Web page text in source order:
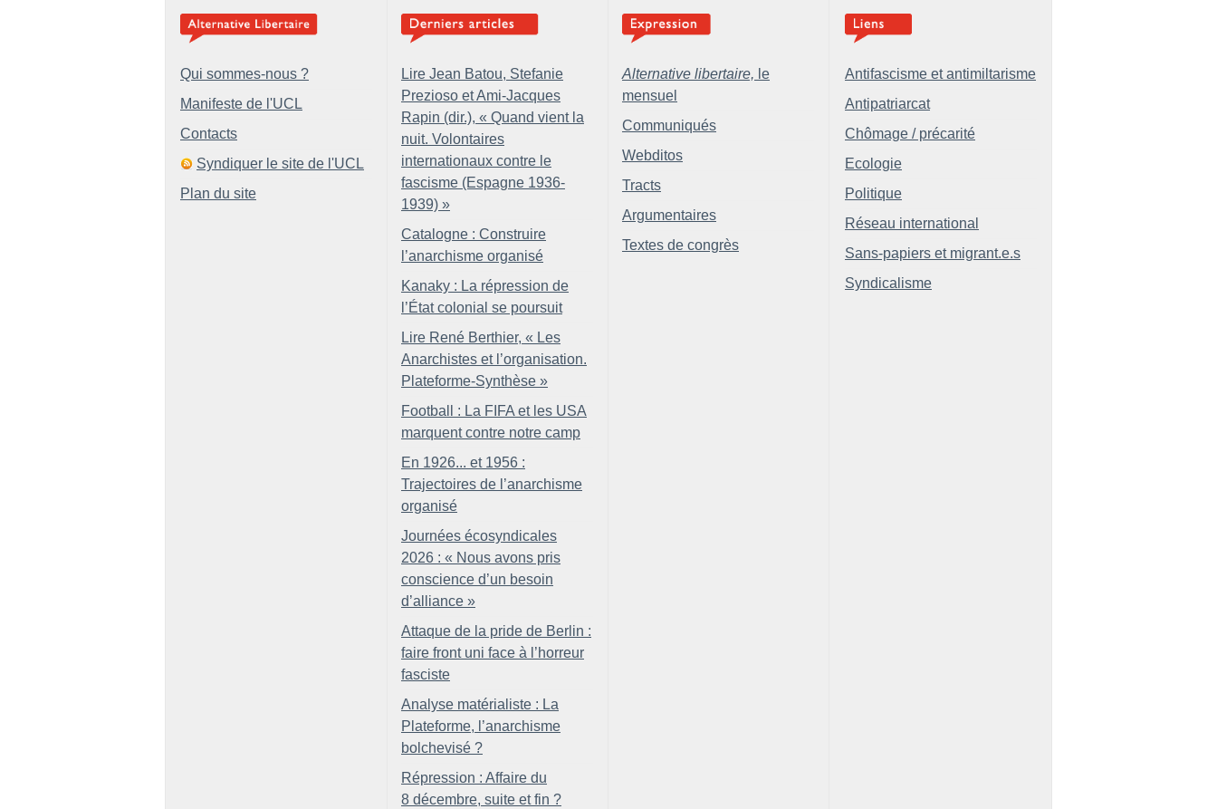
Qui sommes-nous ?
Manifeste de l'UCL
Contacts
Syndiquer le site de l'UCL
Plan du site
Lire Jean Batou, Stefanie
Prezioso et Ami-Jacques
Rapin (dir.), « Quand vient la
nuit. Volontaires
internationaux contre le
fascisme (Espagne 1936-
1939) »
Catalogne : Construire
l’anarchisme organisé
Kanaky : La répression de
l’État colonial se poursuit
Lire René Berthier, « Les
Anarchistes et l’organisation.
Plateforme-Synthèse »
Football : La FIFA et les USA
marquent contre notre camp
En 1926... et 1956 :
Trajectoires de l’anarchisme
organisé
Journées écosyndicales
2026 : « Nous avons pris
conscience d’un besoin
d’alliance »
Attaque de la pride de Berlin :
faire front uni face à l’horreur
fasciste
Analyse matérialiste : La
Plateforme, l’anarchisme
bolchevisé ?
Répression : Affaire du
8 décembre, suite et fin ?
Alternative libertaire, le
mensuel
Communiqués
Webditos
Tracts
Argumentaires
Textes de congrès
Antifascisme et antimiltarisme
Antipatriarcat
Chômage / précarité
Ecologie
Politique
Réseau international
Sans-papiers et migrant.e.s
Syndicalisme